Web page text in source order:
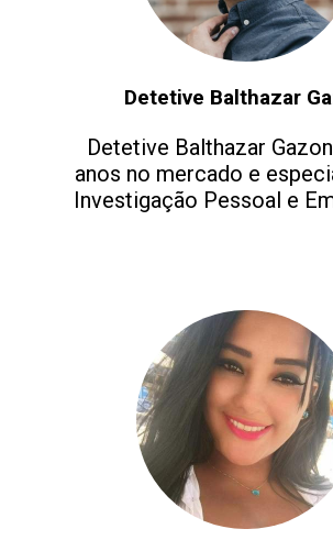
Detetive Balthazar
Detetive Balthazar
anos no mercado e
Investigação Pessoal e